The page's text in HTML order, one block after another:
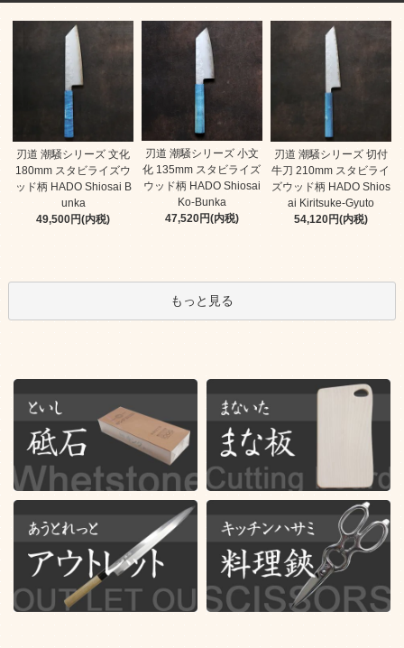
刃道 潮騒シリーズ 文化
180mm スタビライズウ
ッド柄 HADO Shiosai B
unka
49,500円(内税)
刃道 潮騒シリーズ 小文
化 135mm スタビライズ
ウッド柄 HADO Shiosai
Ko-Bunka
47,520円(内税)
刃道 潮騒シリーズ 切付
牛刀 210mm スタビライ
ズウッド柄 HADO Shios
ai Kiritsuke-Gyuto
54,120円(内税)
もっと見る